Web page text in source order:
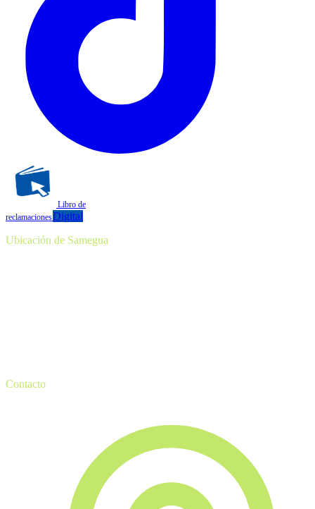
Libro de
reclamacionesDigital
Ubicación de Samegua
Contacto